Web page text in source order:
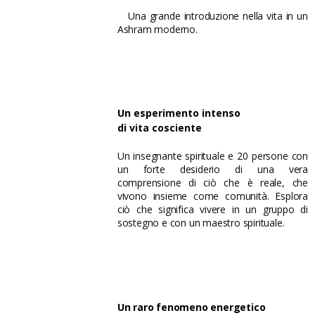
Una grande introduzione nella vita in un
Ashram moderno.
Un esperimento intenso
di vita cosciente
Un insegnante spirituale e 20 persone con
un forte desiderio di una vera
comprensione di ciò che è reale, che
vivono insieme come comunità. Esplora
ciò che significa vivere in un gruppo di
sostegno e con un maestro spirituale.
Un raro fenomeno energetico